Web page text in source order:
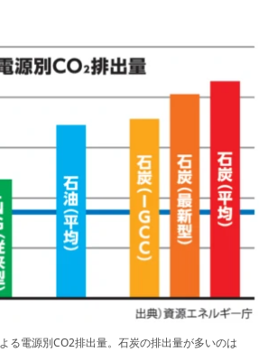
る電源別CO2排出量。石炭の排出量が多いのは